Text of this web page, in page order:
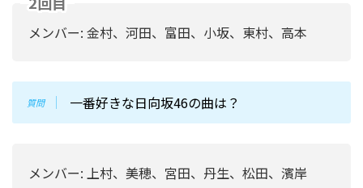
メンバー: 金村、河田、富田、小坂、東村、高本
一番好きな日向坂46の曲は？
メンバー: 上村、美穂、宮田、丹生、松田、濱岸